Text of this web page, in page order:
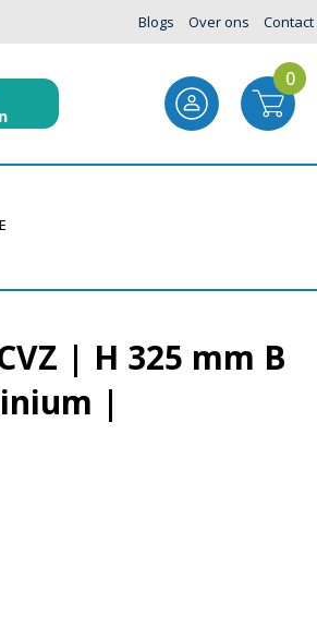
Blogs Over ons Contact
0
| H 325 mm B
|